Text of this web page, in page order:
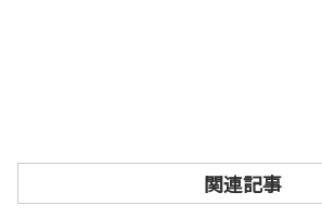
関連記事